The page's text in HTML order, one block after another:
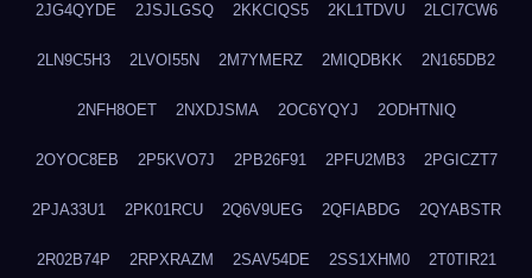
2JG4QYDE 2JSJLGSQ 2KKCIQS5 2KL1TDVU 2LCI7CW6
2LN9C5H3 2LVOI55N 2M7YMERZ 2MIQDBKK 2N165DB2
2NFH8OET 2NXDJSMA 2OC6YQYJ 2ODHTNIQ
2OYOC8EB 2P5KVO7J 2PB26F91 2PFU2MB3 2PGICZT7
2PJA33U1 2PK01RCU 2Q6V9UEG 2QFIABDG 2QYABSTR
2R02B74P 2RPXRAZM 2SAV54DE 2SS1XHM0 2T0TIR21